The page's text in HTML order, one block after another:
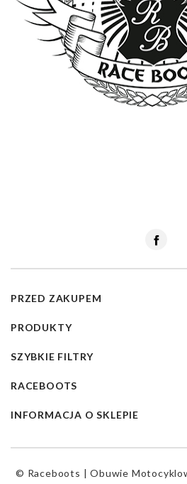
PRZED ZAKUPEM
PRODUKTY
SZYBKIE FILTRY
RACEBOOTS
INFORMACJA O SKLEPIE
© Raceboots | Obuwie